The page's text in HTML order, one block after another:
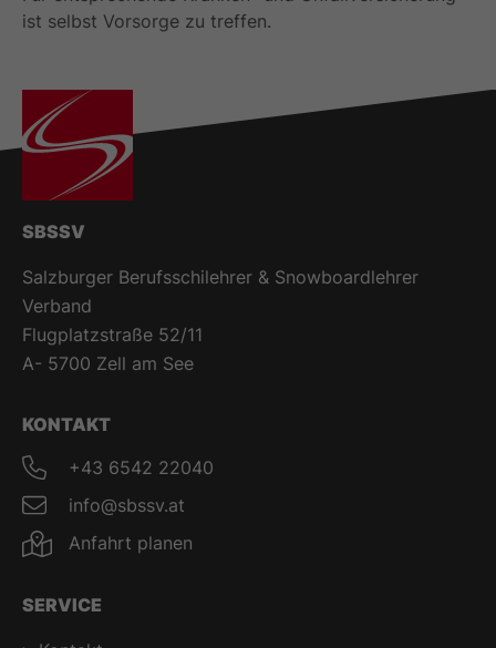
ist selbst Vorsorge zu treffen.
SBSSV
Salzburger Berufsschilehrer & Snowboardlehrer
Verband
Flugplatzstraße 52/11
A- 5700 Zell am See
KONTAKT
+43 6542 22040
info@sbssv.at
Anfahrt planen
SERVICE